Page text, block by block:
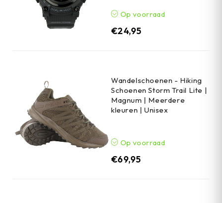
Op voorraad
€24,95
Wandelschoenen - Hiking
Schoenen Storm Trail Lite |
Magnum | Meerdere
kleuren | Unisex
Op voorraad
€69,95